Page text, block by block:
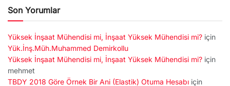
Son Yorumlar
Yüksek İnşaat Mühendisi mi, İnşaat Yüksek Mühendisi mi? için
Yük.İnş.Müh.Muhammed Demirkollu
Yüksek İnşaat Mühendisi mi, İnşaat Yüksek Mühendisi mi? için
mehmet
TBDY 2018 Göre Örnek Bir Ani (Elastik) Otuma Hesabı için